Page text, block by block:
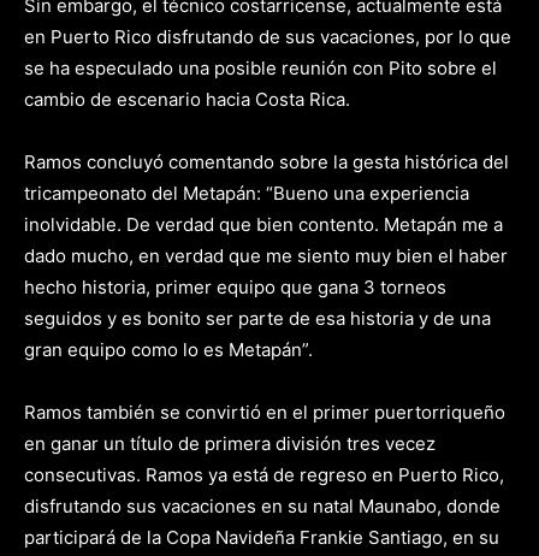
Sin embargo, el técnico costarricense, actualmente está
en Puerto Rico disfrutando de sus vacaciones, por lo que
se ha especulado una posible reunión con Pito sobre el
cambio de escenario hacia Costa Rica.
Ramos concluyó comentando sobre la gesta histórica del
tricampeonato del Metapán: “Bueno una experiencia
inolvidable. De verdad que bien contento. Metapán me a
dado mucho, en verdad que me siento muy bien el haber
hecho historia, primer equipo que gana 3 torneos
seguidos y es bonito ser parte de esa historia y de una
gran equipo como lo es Metapán”.
Ramos también se convirtió en el primer puertorriqueño
en ganar un título de primera división tres vecez
consecutivas. Ramos ya está de regreso en Puerto Rico,
disfrutando sus vacaciones en su natal Maunabo, donde
participará de la Copa Navideña Frankie Santiago, en su